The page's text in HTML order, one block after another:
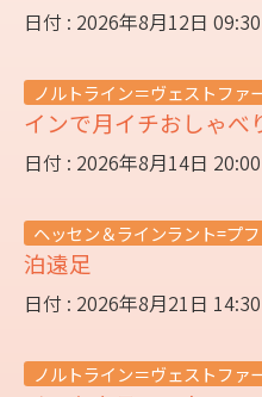
日付 : 2026年8月12日
ノルトライン＝ヴェストファ
インで月イチおしゃべ
日付 : 2026年8月14日
ヘッセン＆ラインラント=プ
泊遠足
日付 : 2026年8月21日
ノルトライン＝ヴェストファ